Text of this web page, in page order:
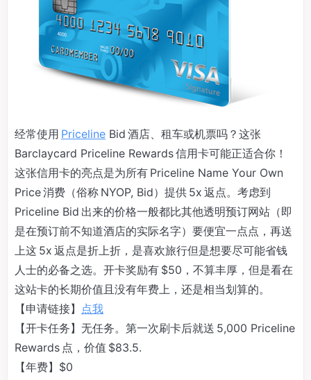
经常使用 Priceline Bid 酒店、租车或机票吗？这张
Barclaycard Priceline Rewards 信用卡可能正适合你！
这张信用卡的亮点是为所有 Priceline Name Your Own
Price 消费（俗称 NYOP, Bid）提供 5x 返点。考虑到
Priceline Bid 出来的价格一般都比其他透明预订网站（即
是在预订前不知道酒店的实际名字）要便宜一点点，再送
上这 5x 返点是折上折，是喜欢旅行但是想要尽可能省钱
人士的必备之选。开卡奖励有 $50，不算丰厚，但是看在
这站卡的长期价值且没有年费上，还是相当划算的。
【申请链接】 点我
【开卡任务】无任务。第一次刷卡后就送 5,000 Priceline
Rewards 点，价值 $83.5.
【年费】$0